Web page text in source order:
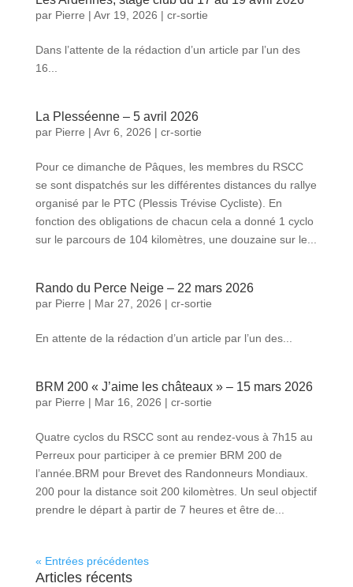
par Pierre | Avr 19, 2026 | cr-sortie
Dans l’attente de la rédaction d’un article par l’un des
16...
La Plesséenne – 5 avril 2026
par Pierre | Avr 6, 2026 | cr-sortie
Pour ce dimanche de Pâques, les membres du RSCC
se sont dispatchés sur les différentes distances du rallye
organisé par le PTC (Plessis Trévise Cycliste). En
fonction des obligations de chacun cela a donné 1 cyclo
sur le parcours de 104 kilomètres, une douzaine sur le...
Rando du Perce Neige – 22 mars 2026
par Pierre | Mar 27, 2026 | cr-sortie
En attente de la rédaction d’un article par l’un des...
BRM 200 « J’aime les châteaux » – 15 mars 2026
par Pierre | Mar 16, 2026 | cr-sortie
Quatre cyclos du RSCC sont au rendez-vous à 7h15 au
Perreux pour participer à ce premier BRM 200 de
l’année.BRM pour Brevet des Randonneurs Mondiaux.
200 pour la distance soit 200 kilomètres. Un seul objectif
prendre le départ à partir de 7 heures et être de...
« Entrées précédentes
Articles récents